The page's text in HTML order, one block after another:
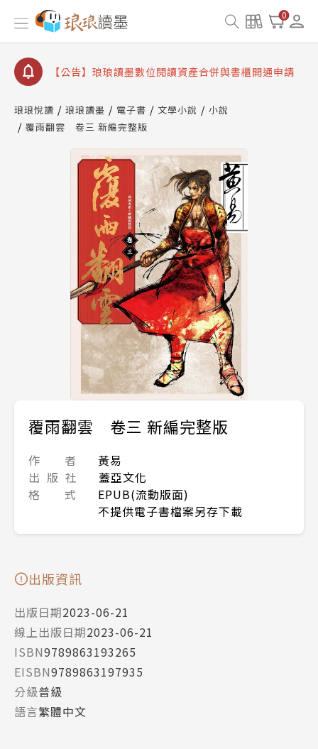
0
查詢
【公告】因 Readmoo 讀墨系統維護中，本站同步暫
停部分閱讀服務
【公告】琅琅讀墨數位閱讀資產合併與書櫃開通申請
【公告】琅琅讀墨 3 分鐘完成書櫃開通與資產合併申
請圖文教學
【公告】因 Readmoo 讀墨系統維護中，本站同步暫
停部分閱讀服務
琅琅悅讀 琅琅讀墨 電子書 文學小說
小說
覆雨翻雲 卷三 新編完整版
覆雨翻雲 卷三 新編完整版
作 者
黃易
出 版 社
蓋亞文化
格 式
EPUB(流動版面)
不提供電子書檔案另存下載
出版資訊
出版日期2023-06-21
線上出版日期2023-06-21
ISBN9789863193265
EISBN9789863197935
分級普級
語言繁體中文